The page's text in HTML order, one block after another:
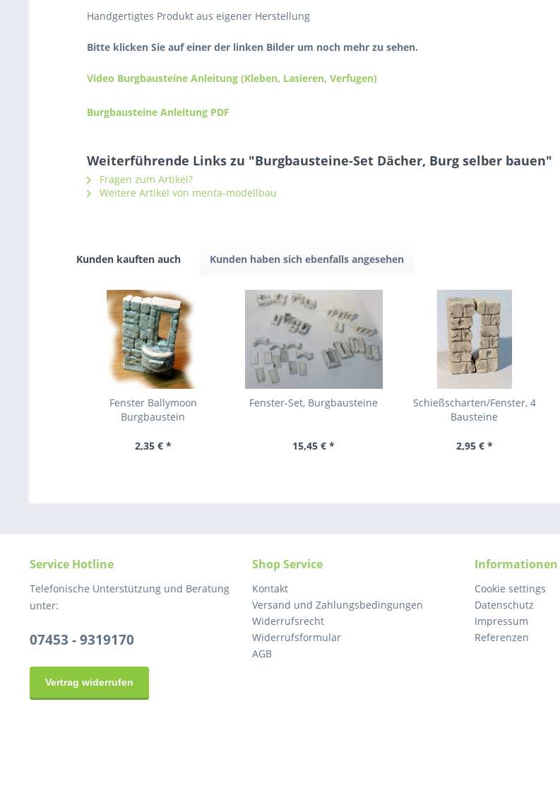
Handgertigtes Produkt aus eigener Herstellung
Bitte klicken Sie auf einer der linken Bilder um noch mehr zu sehen.
Video Burgbausteine Anleitung (Kleben, Lasieren, Verfugen)
Burgbausteine Anleitung PDF
Weiterführende Links zu "Burgbausteine-Set Dächer, Burg selber bauen"
Fragen zum Artikel?
Weitere Artikel von menta-modellbau
Kunden kauften auch Kunden haben sich ebenfalls angesehen
Fenster Ballymoon
Burgbaustein
2,35 € *
Fenster-Set, Burgbausteine
15,45 € *
Schießscharten/Fenster, 4
Bausteine
2,95 € *
Service Hotline
Telefonische Unterstützung und Beratung
unter:
07453 - 9319170
Vertrag widerrufen
Shop Service
Kontakt
Versand und Zahlungsbedingungen
Widerrufsrecht
Widerrufsformular
AGB
Informationen
Cookie settings
Datenschutz
Impressum
Referenzen